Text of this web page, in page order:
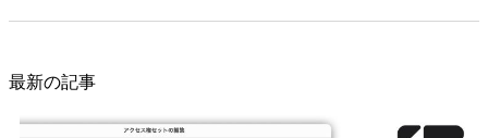
最新の記事